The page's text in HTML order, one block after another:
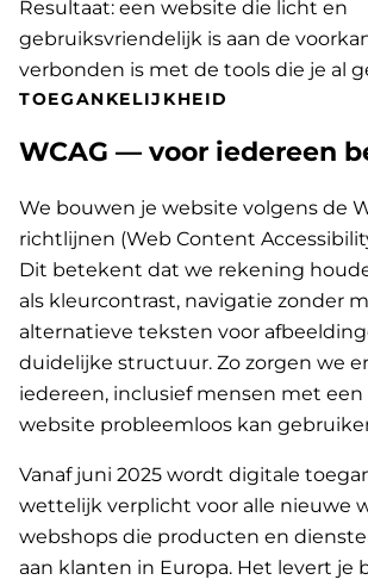
Resultaat: een website die licht en
gebruiksvriendelijk is aan de
verbonden is met de tools die je al
TOEGANKELIJKHEID
WCAG — voor iedereen
We bouwen je website volgens de
richtlijnen (Web Content
Dit betekent dat we rekening
als kleurcontrast, navigatie zonder
alternatieve teksten voor
duidelijke structuur. Zo zorgen we
iedereen, inclusief mensen met
website probleemloos kan
Vanaf juni 2025 wordt digitale
wettelijk verplicht voor alle nieuwe
webshops die producten en
aan klanten in Europa. Het levert je